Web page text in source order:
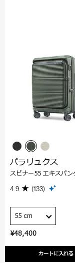
¥48,400
カートに入れる
パラリュクス
スピナー55 エキスパン
4.9 (133)
55 cm